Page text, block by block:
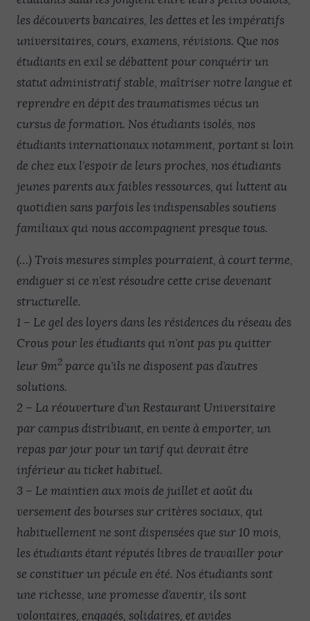
les découverts bancaires, les dettes et les impératifs
universitaires, cours, examens, révisions. Que nos
étudiants en exil se débattent pour conquérir un
statut administratif stable, maîtriser notre langue et
reprendre en dépit des traumatismes vécus un
cursus de formation. Nos étudiants isolés, nos
étudiants internationaux notamment, portant si loin
de chez eux l’espoir de leurs proches, nos étudiants
jeunes parents aux faibles ressources, qui luttent au
quotidien sans parfois les indispensables soutiens
familiaux qui nous accompagnent presque tous.
(…) Trois mesures simples pourraient, à court terme,
endiguer si ce n’est résoudre cette crise devenant
structurelle.
1 – Le gel des loyers dans les résidences du réseau des
Crous pour les étudiants qui n’ont pas pu quitter
leur 9m2 parce qu’ils ne disposent pas d’autres
solutions.
2 – La réouverture d’un Restaurant Universitaire
par campus distribuant, en vente à emporter, un
repas par jour pour un tarif qui devrait être
inférieur au ticket habituel.
3 – Le maintien aux mois de juillet et août du
versement des bourses sur critères sociaux, qui
habituellement ne sont dispensées que sur 10 mois,
les étudiants étant réputés libres de travailler pour
se constituer un pécule en été. Nos étudiants sont
une richesse, une promesse d’avenir, ils sont
volontaires, engagés, solidaires, et avides